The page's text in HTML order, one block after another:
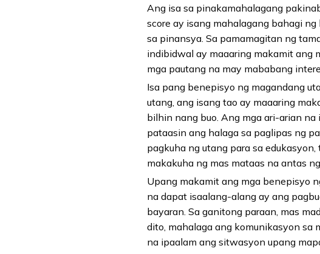
Ang isa sa pinakamahalagang
score ay isang mahalagang bahagi
sa pinansya. Sa pamamagitan ng
indibidwal ay maaaring makamit ang
mga pautang na may mababang
Isa pang benepisyo ng magandang
utang, ang isang tao ay maaaring
bilhin nang buo. Ang mga ari-arian
pataasin ang halaga sa paglipas ng
pagkuha ng utang para sa
makakuha ng mas mataas na antas
Upang makamit ang mga benepisyo
na dapat isaalang-alang ay ang
bayaran. Sa ganitong paraan, mas
dito, mahalaga ang komunikasyon sa
na ipaalam ang sitwasyon upang